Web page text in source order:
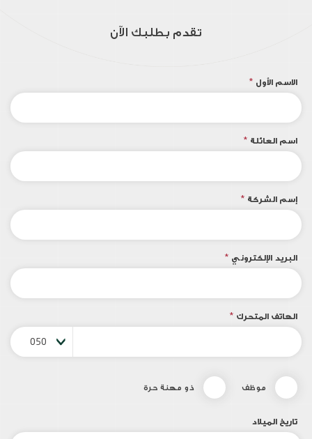
تقدم بطلبك الآن
الاسم الأول *
اسم العائلة *
إسم الشركة *
البريد الإلكتروني *
الهاتف المتحرك *
050
موظف ذو مهنة حرة
تاريخ الميلاد